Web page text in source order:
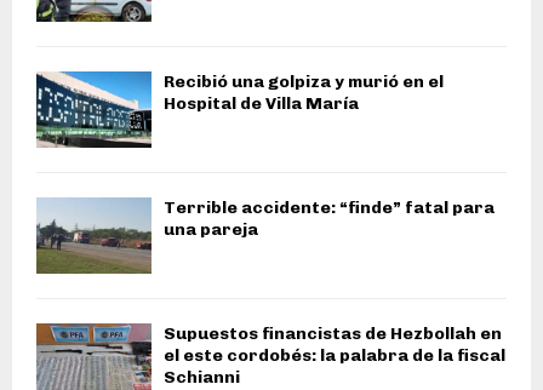
Recibió una golpiza y murió en el
Hospital de Villa María
Terrible accidente: “finde” fatal para
una pareja
Supuestos financistas de Hezbollah en
el este cordobés: la palabra de la fiscal
Schianni